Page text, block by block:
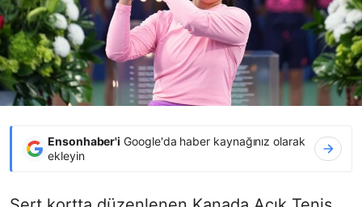
Ensonhaber'i Google'da haber kaynağınız olarak
ekleyin